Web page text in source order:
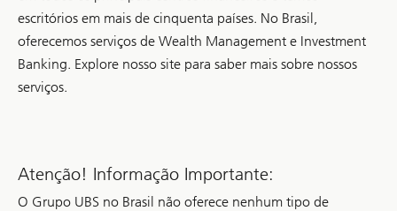
em
educação,
clima
e
resposta
humanitária
escritórios em mais de cinquenta países. No Brasil,
oferecemos serviços de Wealth Management e Investment
Banking. Explore nosso site para saber mais sobre nossos
serviços.
Atenção! Informação Importante:
O Grupo UBS no Brasil não oferece nenhum tipo de